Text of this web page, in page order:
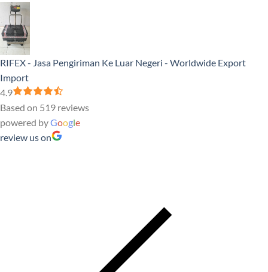
RIFEX - Jasa Pengiriman Ke Luar Negeri - Worldwide Export
Import
4.9
Based on 519 reviews
powered byGoogle
review us on